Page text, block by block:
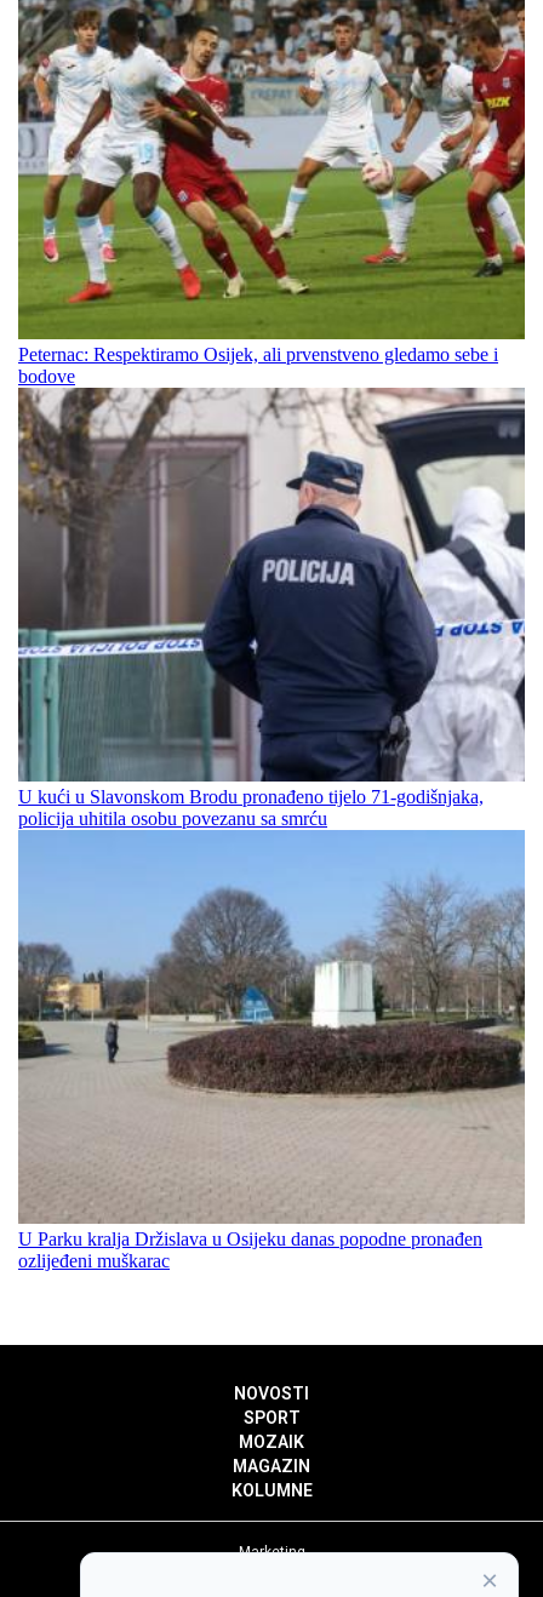
Peternac: Respektiramo Osijek, ali prvenstveno gledamo sebe i
bodove
U kući u Slavonskom Brodu pronađeno tijelo 71-godišnjaka,
policija uhitila osobu povezanu sa smrću
U Parku kralja Držislava u Osijeku danas popodne pronađen
ozlijeđeni muškarac
NOVOSTI
SPORT
MOZAIK
MAGAZIN
KOLUMNE
Marketing
×